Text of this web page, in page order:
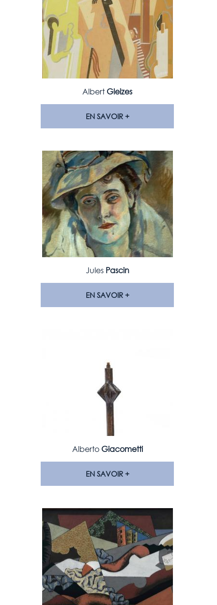
Albert Gleizes
EN SAVOIR +
Jules Pascin
EN SAVOIR +
Alberto Giacometti
EN SAVOIR +